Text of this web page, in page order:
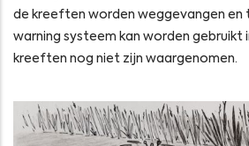
de kreeften worden weggevangen en
warning systeem kan worden gebruikt
kreeften nog niet zijn waargenomen.